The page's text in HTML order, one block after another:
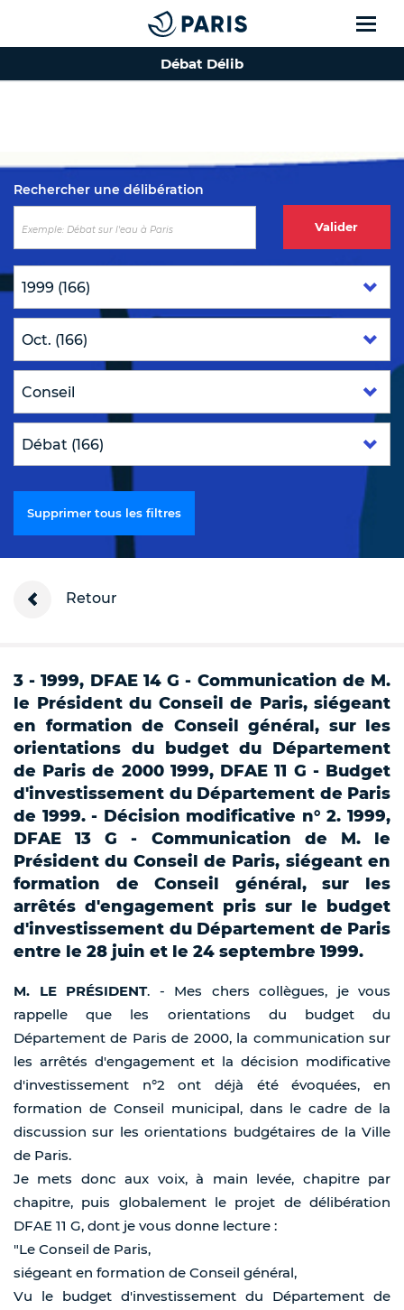
Top of the page
Débat Délib
Rechercher une délibération
Valider
Supprimer tous les filtres
Retour
3 - 1999, DFAE 14 G - Communication de M.
le Président du Conseil de Paris, siégeant
en formation de Conseil général, sur les
orientations du budget du Département
de Paris de 2000 1999, DFAE 11 G - Budget
d'investissement du Département de Paris
de 1999. - Décision modificative n° 2. 1999,
DFAE 13 G - Communication de M. le
Président du Conseil de Paris, siégeant en
formation de Conseil général, sur les
arrêtés d'engagement pris sur le budget
d'investissement du Département de Paris
entre le 28 juin et le 24 septembre 1999.
M. LE PRÉSIDENT. - Mes chers collègues, je vous
rappelle que les orientations du budget du
Département de Paris de 2000, la communication sur
les arrêtés d'engagement et la décision modificative
d'investissement n°2 ont déjà été évoquées, en
formation de Conseil municipal, dans le cadre de la
discussion sur les orientations budgétaires de la Ville
de Paris.
Je mets donc aux voix, à main levée, chapitre par
chapitre, puis globalement le projet de délibération
DFAE 11 G, dont je vous donne lecture :
"Le Conseil de Paris,
siégeant en formation de Conseil général,
Vu le budget d'investissement du Département de